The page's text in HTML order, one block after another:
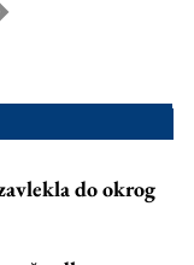
do okrog